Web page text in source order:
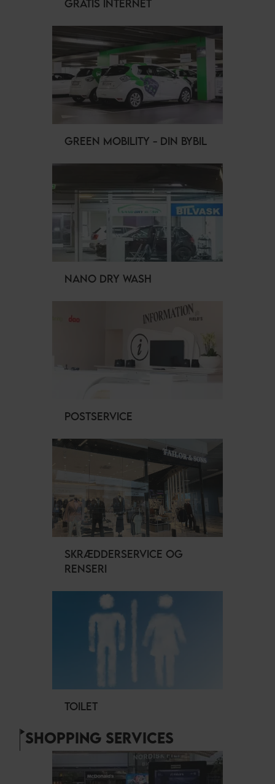
GRATIS INTERNET
GREEN MOBILITY - DIN BYBIL
NANO DRY WASH
POSTSERVICE
SKRÆDDERSERVICE OG
RENSERI
TOILET
SHOPPING SERVICES